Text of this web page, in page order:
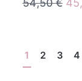
1 2 3 4